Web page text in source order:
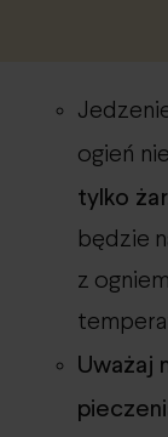
ogień
tylko
będzie
z
Uważaj